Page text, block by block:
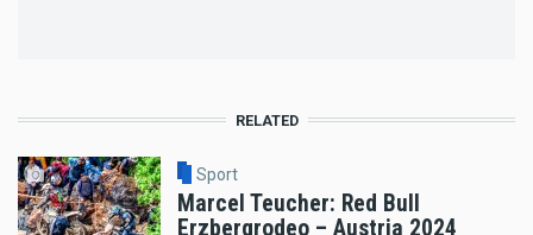
RELATED
Sport
Marcel Teucher: Red Bull
Erzbergrodeo – Austria 2024